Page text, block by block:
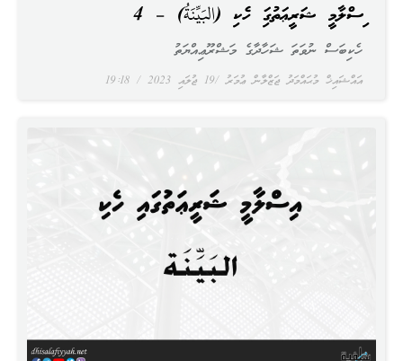
އިސްލާމީ ޝަރީޢަތުގައި ހެކި (البَيِّنَةُ) – 4
އައްޝައިޚް މުޙައްމަދު ޖަޒްލާން ޢުމަރު 19 ޖުލައި 2023
ހެކިބަސް ނުވަތަ ޝަހާދާގެ މަޝްރޫޢިއްޔަތު